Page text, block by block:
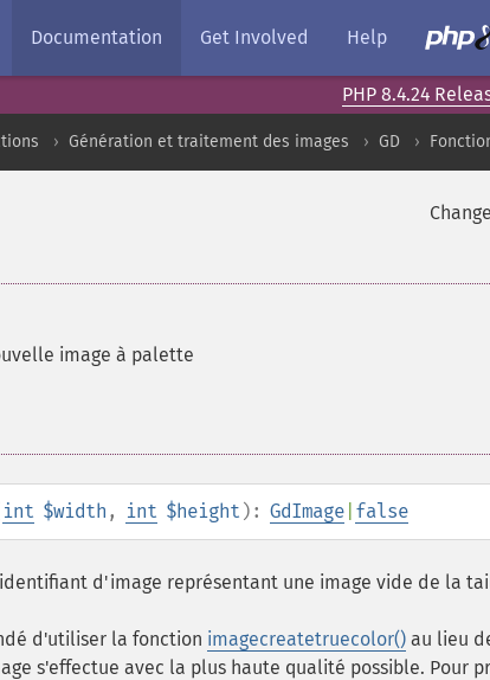
Documentation Get Involved Help
PHP 8.4.24
Génération et traitement des images GD
image à palette
int $width , int $height ): GdImage false
d'image représentant une image vide de la
d'utiliser la fonction imagecreatetruecolor() au lieu
s'effectue avec la plus haute qualité possible. Pour